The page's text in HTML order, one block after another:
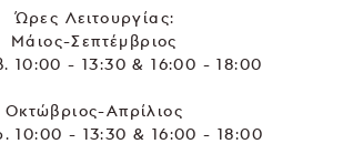
Ώρες Λειτουργίας:
Μάιος-Σεπτέμβριος
10:00 - 13:30 & 16:00 - 18:00
Οκτώβριος-Απρίλιος
10:00 - 13:30 & 16:00 - 18:00